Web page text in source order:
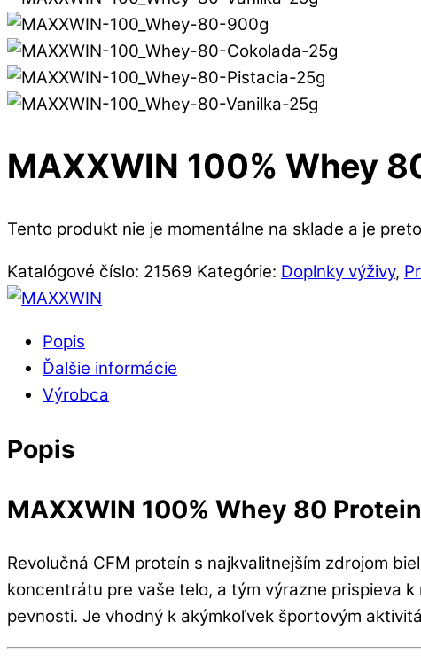
MAXXWIN 100% Whey
Tento produkt nie je momentálne na sklade a je
Katalógové číslo: 21569 Kategórie: Doplnky výživy,
Popis
Ďalšie informácie
Výrobca
Popis
MAXXWIN 100% Whey 80 Protein
Revolučná CFM proteín s najkvalitnejším zdrojom
koncentrátu pre vaše telo, a tým výrazne prispieva
pevnosti. Je vhodný k akýmkoľvek športovým